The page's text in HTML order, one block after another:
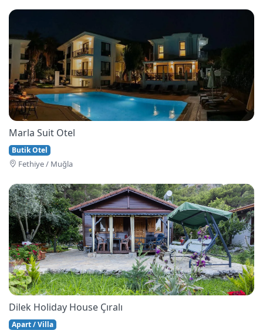
Marla Suit Otel
Butik Otel
Fethi̇ye / Muğla
Dilek Holiday House Çıralı
Apart / Villa